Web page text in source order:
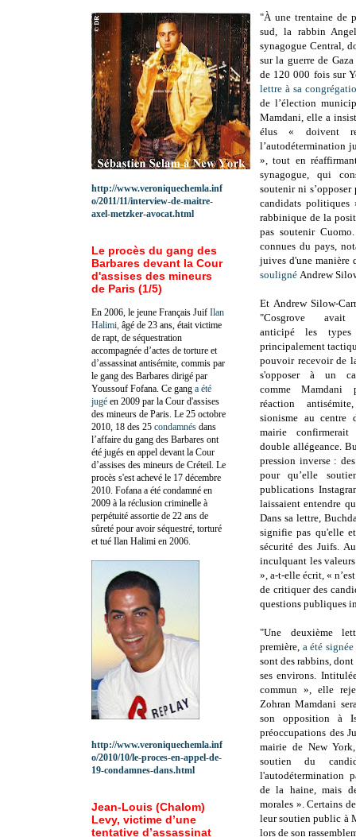
"À une trentaine de
sud, la rabbin
synagogue Central,
sur la guerre de
de 120 000 fois sur
lettre à sa
de l’élection
Mamdani, elle a
élus « doivent
l’autodétermination
», tout en
synagogue, qui
soutenir ni
candidats politiques
rabbinique de la
pas soutenir
connues du pays,
juives d'une manière
souligné Andrew
Et Andrew Silow-
"Cosgrove avait
anticipé les
principalement
pouvoir recevoir de
s'opposer à un
comme Mamdani
réaction
sionisme au centre
mairie
double allégeance.
pression inverse :
pour qu’elle
publications
laissaient entendre
Dans sa lettre,
signifie pas qu'elle
sécurité des Juifs.
inculquant les
», a-t-elle écrit, «
de critiquer des
questions publiques
"Une deuxième
première, a été signée
sont des rabbins,
ses environs.
commun », elle
Zohran Mamdani
son opposition à
préoccupations des
mairie de New
soutien du
l'autodétermination
de la haine, mais
morales ». Certains
leur soutien public à
lors de son
http://www.veroniquechemla.inf
o/2011/11/interview-de-maitre-
axel-metzker-avocat.html
Le procès du gang des
Barbares devant la Cour
d'assises des mineurs
de Paris (1/5)
En 2006, le jeune Français Juif Ilan
Halimi, âgé de 23 ans, était victime
de rapt, de séquestration
accompagnée d’actes de torture et
d’assassinat antisémite, commis par
le gang des Barbares dirigé par
Youssouf Fofana. Ce gang a été
jugé en 2009 par la Cour d'assises
des mineurs de Paris. Le 25 octobre
2010, 18 des 25 condamnés dans
l’affaire du gang des Barbares ont
été jugés en appel devant la Cour
d’assises des mineurs de Créteil. Le
procès s'est achevé le 17 décembre
2010. Fofana a été condamné en
2009 à la réclusion criminelle à
perpétuité assortie de 22 ans de
sûreté pour avoir séquestré, torturé
et tué Ilan Halimi en 2006.
http://www.veroniquechemla.inf
o/2010/10/le-proces-en-appel-de-
19-condamnes-dans.html
Jean-Louis (Chalom)
Levy, victime d’une
tentative d’assassinat